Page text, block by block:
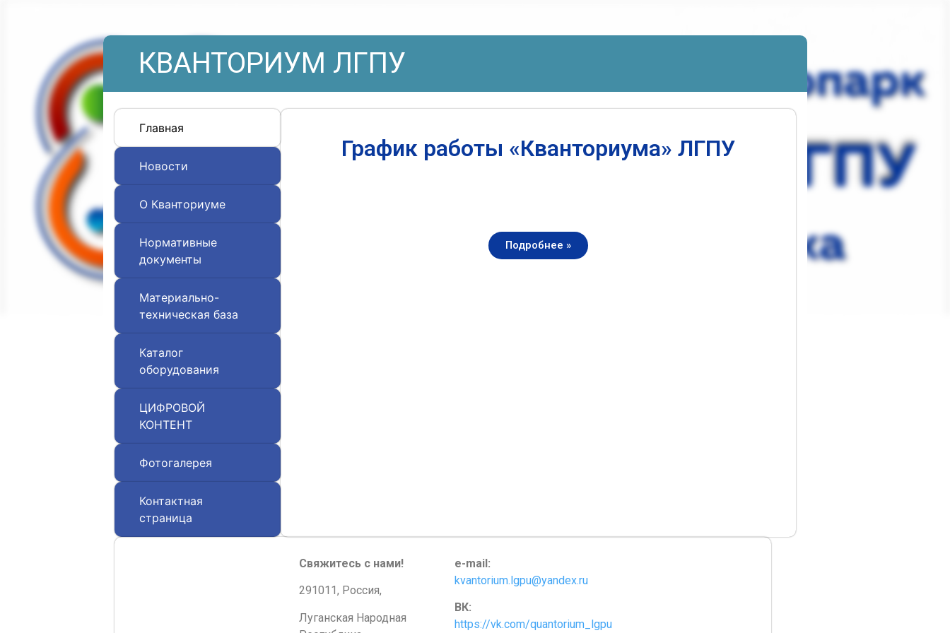
КВАНТОРИУМ ЛГПУ
Главная
Новости
О Кванториуме
Нормативные
документы
Материально-
техническая база
Каталог
оборудования
ЦИФРОВОЙ
КОНТЕНТ
Фотогалерея
Контактная
страница
График работы «Кванториума» ЛГПУ
Подробнее »
Свяжитесь с нами!
291011, Россия,
Луганская Народная
e-mail:
kvantorium.lgpu@yandex.ru
ВК:
https://vk.com/quantorium_lgpu